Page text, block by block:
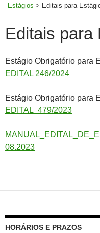
Estágios > Editais para
Editais para
Estágio Obrigatório para
EDITAL 246/2024
Estágio Obrigatório para
EDITAL 479/2023
08.2023
HORÁRIOS E PRAZOS